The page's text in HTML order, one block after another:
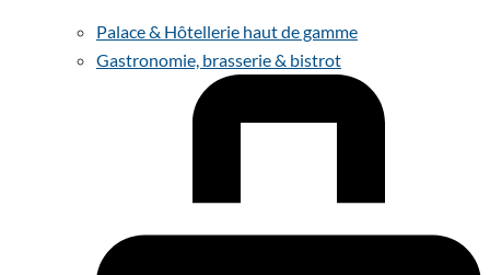
Palace & Hôtellerie haut de gamme
Gastronomie, brasserie & bistrot